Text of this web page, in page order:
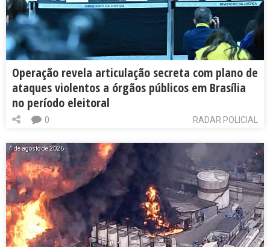
Operação revela articulação secreta com plano de
ataques violentos a órgãos públicos em Brasília
no período eleitoral
RADAR POLICIAL
0
4 de agosto de 2026